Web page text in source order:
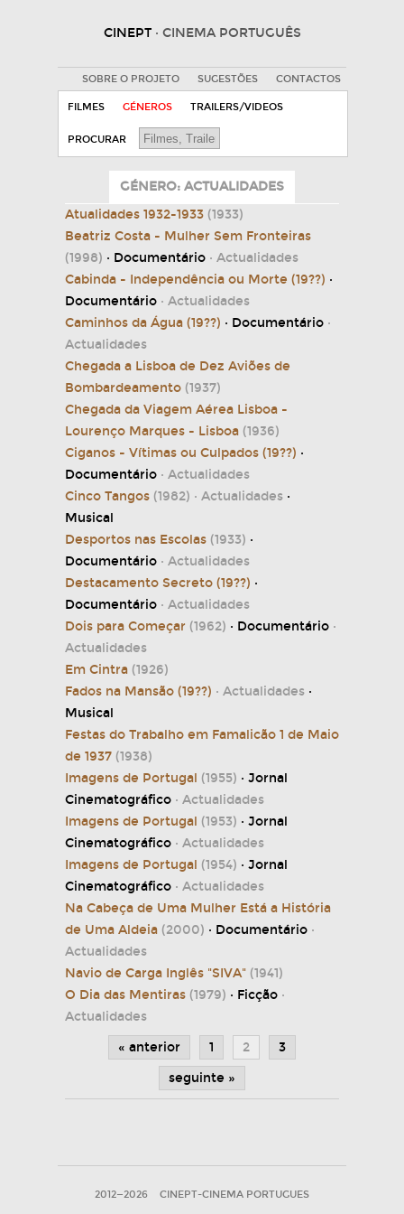
CINEPT · CINEMA PORTUGUÊS
SOBRE O PROJETO SUGESTÕES CONTACTOS
FILMES GÉNEROS TRAILERS/VIDEOS
PROCURAR
GÉNERO: ACTUALIDADES
Atualidades 1932-1933 (1933)
Beatriz Costa - Mulher Sem Fronteiras
(1998) · Documentário · Actualidades
Cabinda - Independência ou Morte (19??) ·
Documentário · Actualidades
Caminhos da Água (19??) · Documentário ·
Actualidades
Chegada a Lisboa de Dez Aviões de
Bombardeamento (1937)
Chegada da Viagem Aérea Lisboa -
Lourenço Marques - Lisboa (1936)
Ciganos - Vítimas ou Culpados (19??) ·
Documentário · Actualidades
Cinco Tangos (1982) · Actualidades ·
Musical
Desportos nas Escolas (1933) ·
Documentário · Actualidades
Destacamento Secreto (19??) ·
Documentário · Actualidades
Dois para Começar (1962) · Documentário ·
Actualidades
Em Cintra (1926)
Fados na Mansão (19??) · Actualidades ·
Musical
Festas do Trabalho em Famalicão 1 de Maio
de 1937 (1938)
Imagens de Portugal (1955) · Jornal
Cinematográfico · Actualidades
Imagens de Portugal (1953) · Jornal
Cinematográfico · Actualidades
Imagens de Portugal (1954) · Jornal
Cinematográfico · Actualidades
Na Cabeça de Uma Mulher Está a História
de Uma Aldeia (2000) · Documentário ·
Actualidades
Navio de Carga Inglês "SIVA" (1941)
O Dia das Mentiras (1979) · Ficção ·
Actualidades
« anterior
1 2
3
seguinte »
2012—2026 CINEPT-CINEMA PORTUGUES